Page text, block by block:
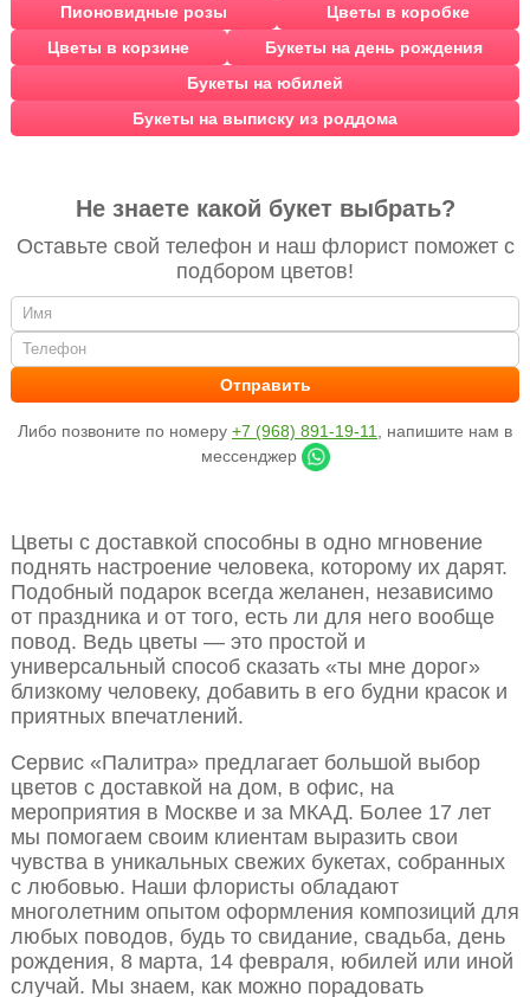
Пионовидные розы
Цветы в коробке
Цветы в корзине
Букеты на день рождения
Букеты на юбилей
Букеты на выписку из роддома
Не знаете какой букет выбрать?
Оставьте свой телефон и наш флорист поможет с
подбором цветов!
Либо позвоните по номеру +7 (968) 891-19-11
, напишите нам в
мессенджер
Цветы с доставкой способны в одно мгновение
поднять настроение человека, которому их дарят.
Подобный подарок всегда желанен, независимо
от праздника и от того, есть ли для него вообще
повод. Ведь цветы — это простой и
универсальный способ сказать «ты мне дорог»
близкому человеку, добавить в его будни красок и
приятных впечатлений.
Сервис «Палитра» предлагает большой выбор
цветов с доставкой на дом, в офис, на
мероприятия в Москве и за МКАД. Более 17 лет
мы помогаем своим клиентам выразить свои
чувства в уникальных свежих букетах, собранных
с любовью. Наши флористы обладают
многолетним опытом оформления композиций для
любых поводов, будь то свидание, свадьба, день
рождения, 8 марта, 14 февраля, юбилей или иной
случай. Мы знаем, как можно порадовать